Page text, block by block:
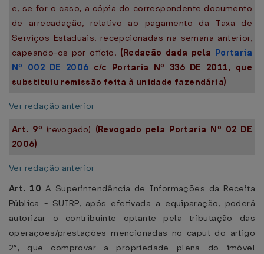
e, se for o caso, a cópia do correspondente documento
de arrecadação, relativo ao pagamento da Taxa de
Serviços Estaduais, recepcionadas na semana anterior,
capeando-os por ofício. (Redação dada pela Portaria
Nº 002 DE 2006 c/c Portaria Nº 336 DE 2011, que
substituiu remissão feita à unidade fazendária)
Ver redação anterior
Art. 9º (revogado) (Revogado pela Portaria Nº 02 DE
2006)
Ver redação anterior
Art. 10 A Superintendência de Informações da Receita
Pública - SUIRP, após efetivada a equiparação, poderá
autorizar o contribuinte optante pela tributação das
operações/prestações mencionadas no caput do artigo
2°, que comprovar a propriedade plena do imóvel